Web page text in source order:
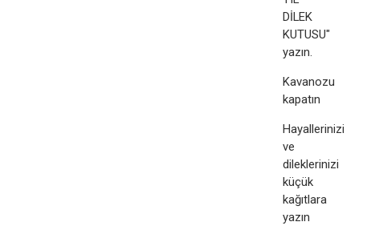
DİLEK
KUTUSU"
yazın.
Kavanozu
kapatın
Hayallerinizi
ve
dileklerinizi
küçük
kağıtlara
yazın